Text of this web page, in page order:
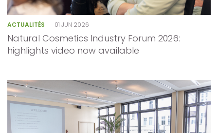
ACTUALITÉS 01 JUN 2026
Natural Cosmetics Industry Forum 2026:
highlights video now available